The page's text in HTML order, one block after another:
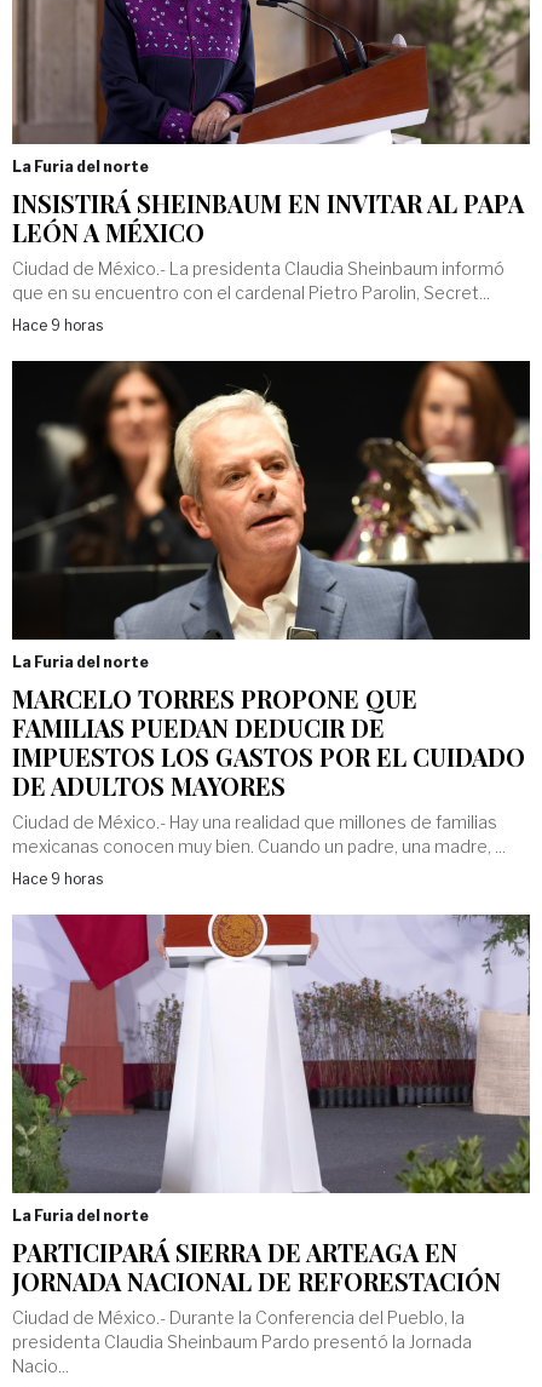
La Furia del norte
INSISTIRÁ SHEINBAUM EN INVITAR AL PAPA
LEÓN A MÉXICO
Ciudad de México.- La presidenta Claudia Sheinbaum informó
que en su encuentro con el cardenal Pietro Parolin, Secret...
Hace 9 horas
La Furia del norte
MARCELO TORRES PROPONE QUE
FAMILIAS PUEDAN DEDUCIR DE
IMPUESTOS LOS GASTOS POR EL CUIDADO
DE ADULTOS MAYORES
Ciudad de México.- Hay una realidad que millones de familias
mexicanas conocen muy bien. Cuando un padre, una madre, ...
Hace 9 horas
La Furia del norte
PARTICIPARÁ SIERRA DE ARTEAGA EN
JORNADA NACIONAL DE REFORESTACIÓN
Ciudad de México.- Durante la Conferencia del Pueblo, la
presidenta Claudia Sheinbaum Pardo presentó la Jornada
Nacio...